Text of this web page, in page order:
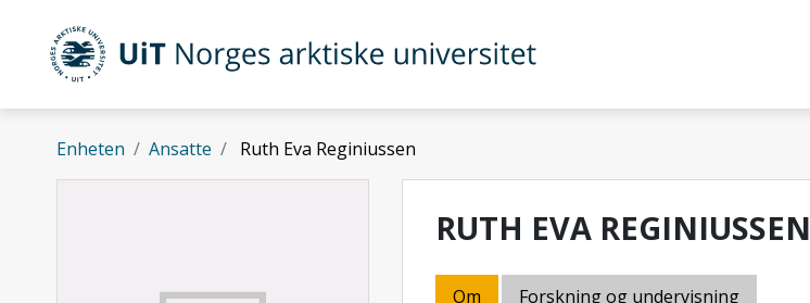
Gå til hovedinnhold
UiT Norges arktiske universitet
Enheten Ansatte Ruth Eva Reginiussen
RUTH EVA REGINIUSSEN
Om Forskning og undervisning